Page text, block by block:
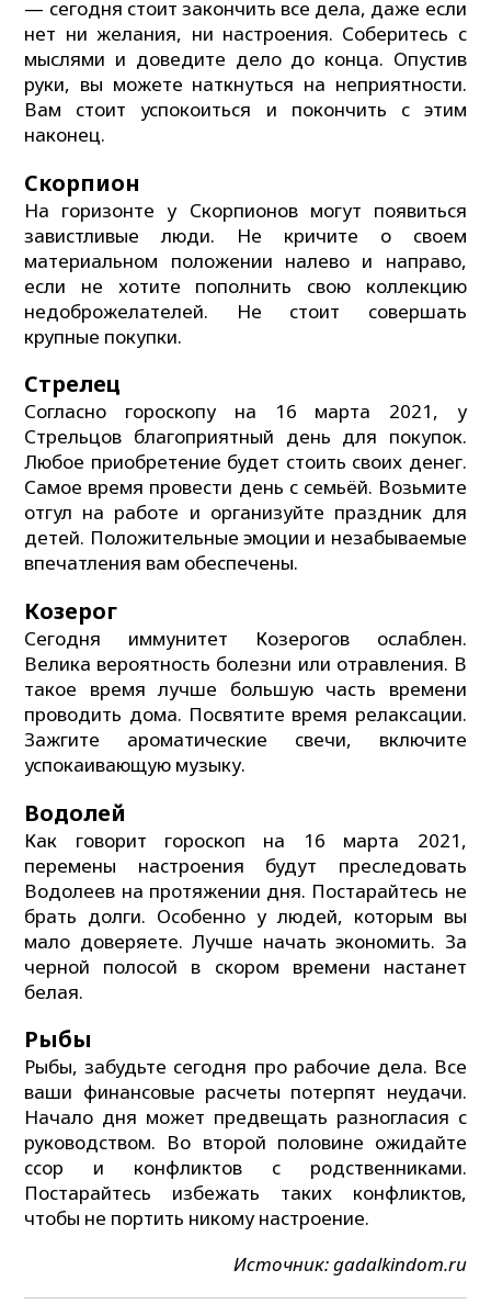
— сегодня стоит закончить все дела, даже если
нет ни желания, ни настроения. Соберитесь с
мыслями и доведите дело до конца. Опустив
руки, вы можете наткнуться на неприятности.
Вам стоит успокоиться и покончить с этим
наконец.
Скорпион
На горизонте у Скорпионов могут появиться
завистливые люди. Не кричите о своем
материальном положении налево и направо,
если не хотите пополнить свою коллекцию
недоброжелателей. Не стоит совершать
крупные покупки.
Стрелец
Согласно гороскопу на 16 марта 2021, у
Стрельцов благоприятный день для покупок.
Любое приобретение будет стоить своих денег.
Самое время провести день с семьёй. Возьмите
отгул на работе и организуйте праздник для
детей. Положительные эмоции и незабываемые
впечатления вам обеспечены.
Козерог
Сегодня иммунитет Козерогов ослаблен.
Велика вероятность болезни или отравления. В
такое время лучше большую часть времени
проводить дома. Посвятите время релаксации.
Зажгите ароматические свечи, включите
успокаивающую музыку.
Водолей
Как говорит гороскоп на 16 марта 2021,
перемены настроения будут преследовать
Водолеев на протяжении дня. Постарайтесь не
брать долги. Особенно у людей, которым вы
мало доверяете. Лучше начать экономить. За
черной полосой в скором времени настанет
белая.
Рыбы
Рыбы, забудьте сегодня про рабочие дела. Все
ваши финансовые расчеты потерпят неудачи.
Начало дня может предвещать разногласия с
руководством. Во второй половине ожидайте
ссор и конфликтов с родственниками.
Постарайтесь избежать таких конфликтов,
чтобы не портить никому настроение.
Источник: gadalkindom.ru